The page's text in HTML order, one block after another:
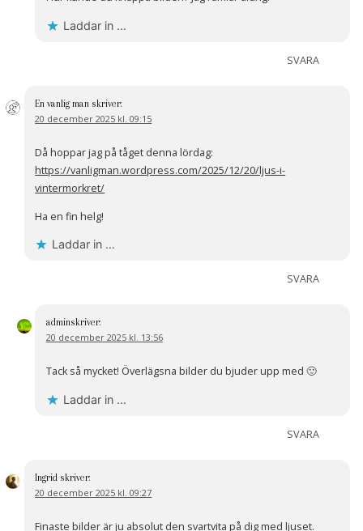
Laddar in …
SVARA
En vanlig man skriver:
20 december 2025 kl. 09:15
Då hoppar jag på tåget denna lördag:
https://vanligman.wordpress.com/2025/12/20/ljus-i-
vintermorkret/
Ha en fin helg!
Laddar in …
SVARA
adminskriver:
20 december 2025 kl. 13:56
Tack så mycket! Överlägsna bilder du bjuder upp med 🙂
Laddar in …
SVARA
Ingrid skriver:
20 december 2025 kl. 09:27
Finaste bilder är ju absolut den svartvita på dig med ljuset.